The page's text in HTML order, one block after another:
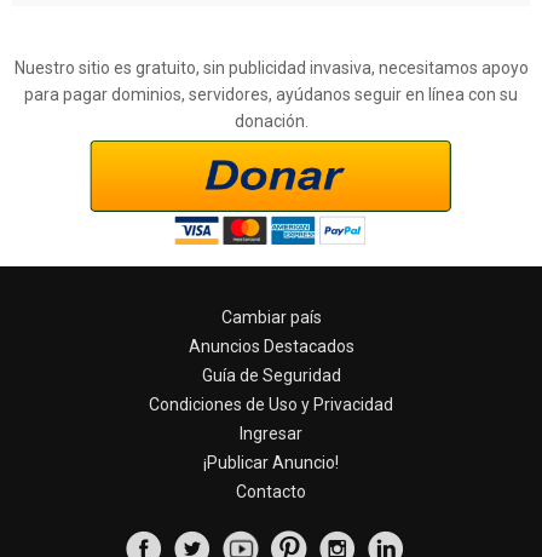
Nuestro sitio es gratuito, sin publicidad invasiva, necesitamos apoyo
para pagar dominios, servidores, ayúdanos seguir en línea con su
donación.
Cambiar país
Anuncios Destacados
Guía de Seguridad
Condiciones de Uso y Privacidad
Ingresar
¡Publicar Anuncio!
Contacto